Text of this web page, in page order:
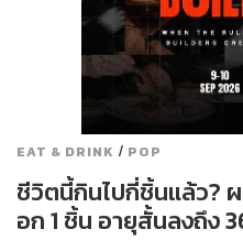
EAT & DRINK / POP
ชีวิตนี้กินไปกี่ชิ้นแล้ว?
อก 1 ชิ้น อายุสั้นลงถึง